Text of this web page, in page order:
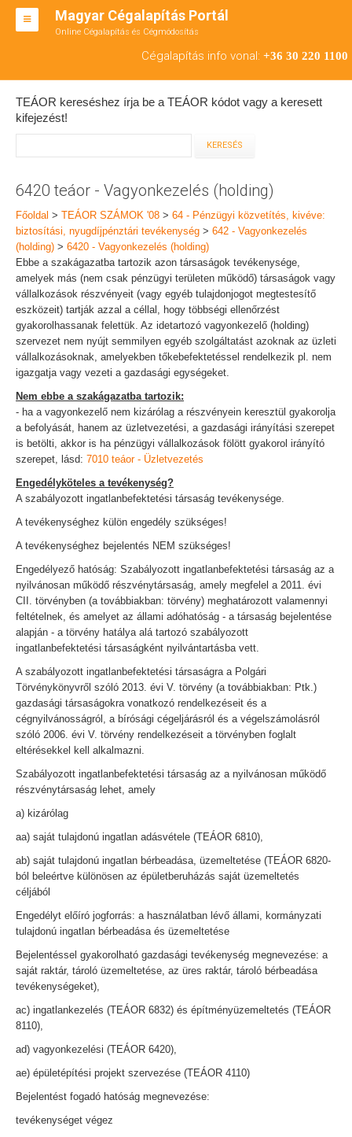
Magyar Cégalapítás Portál
Online Cégalapítás és Cégmódosítás
Cégalapítás info vonal: +36 30 220 1100
BT ALAPÍTÁS
RT ALAPÍTÁS
TEÁOR SZÁMOK '08
ENGEDÉLYKÖTELES
KAPCSOLAT
IRODÁK
TEÁOR kereséshez írja be a TEÁOR kódot vagy a keresett
kifejezést!
6420 teáor - Vagyonkezelés (holding)
Főoldal > TEÁOR SZÁMOK '08 > 64 - Pénzügyi közvetítés, kivéve:
biztosítási, nyugdíjpénztári tevékenység > 642 - Vagyonkezelés
(holding) > 6420 - Vagyonkezelés (holding)
Ebbe a szakágazatba tartozik azon társaságok tevékenysége,
amelyek más (nem csak pénzügyi területen működő) társaságok vagy
vállalkozások részvényeit (vagy egyéb tulajdonjogot megtestesítő
eszközeit) tartják azzal a céllal, hogy többségi ellenőrzést
gyakorolhassanak felettük. Az idetartozó vagyonkezelő (holding)
szervezet nem nyújt semmilyen egyéb szolgáltatást azoknak az üzleti
vállalkozásoknak, amelyekben tőkebefektetéssel rendelkezik pl. nem
igazgatja vagy vezeti a gazdasági egységeket.
Nem ebbe a szakágazatba tartozik:
- ha a vagyonkezelő nem kizárólag a részvényein keresztül gyakorolja
a befolyását, hanem az üzletvezetési, a gazdasági irányítási szerepet
is betölti, akkor is ha pénzügyi vállalkozások fölött gyakorol irányító
szerepet, lásd: 7010 teáor - Üzletvezetés
Engedélyköteles a tevékenység?
A szabályozott ingatlanbefektetési társaság tevékenysége.
A tevékenységhez külön engedély szükséges!
A tevékenységhez bejelentés NEM szükséges!
Engedélyező hatóság: Szabályozott ingatlanbefektetési társaság az a
nyilvánosan működő részvénytársaság, amely megfelel a 2011. évi
CII. törvényben (a továbbiakban: törvény) meghatározott valamennyi
feltételnek, és amelyet az állami adóhatóság - a társaság bejelentése
alapján - a törvény hatálya alá tartozó szabályozott
ingatlanbefektetési társaságként nyilvántartásba vett.
A szabályozott ingatlanbefektetési társaságra a Polgári
Törvénykönyvről szóló 2013. évi V. törvény (a továbbiakban: Ptk.)
gazdasági társaságokra vonatkozó rendelkezéseit és a
cégnyilvánosságról, a bírósági cégeljárásról és a végelszámolásról
szóló 2006. évi V. törvény rendelkezéseit a törvényben foglalt
eltérésekkel kell alkalmazni.
Szabályozott ingatlanbefektetési társaság az a nyilvánosan működő
részvénytársaság lehet, amely
a) kizárólag
aa) saját tulajdonú ingatlan adásvétele (TEÁOR 6810),
ab) saját tulajdonú ingatlan bérbeadása, üzemeltetése (TEÁOR 6820-
ból beleértve különösen az épületberuházás saját üzemeltetés
céljából
Engedélyt előíró jogforrás: a használatban lévő állami, kormányzati
tulajdonú ingatlan bérbeadása és üzemeltetése
Bejelentéssel gyakorolható gazdasági tevékenység megnevezése: a
saját raktár, tároló üzemeltetése, az üres raktár, tároló bérbeadása
tevékenységeket),
ac) ingatlankezelés (TEÁOR 6832) és építményüzemeltetés (TEÁOR
8110),
ad) vagyonkezelési (TEÁOR 6420),
ae) épületépítési projekt szervezése (TEÁOR 4110)
Bejelentést fogadó hatóság megnevezése:
tevékenységet végez